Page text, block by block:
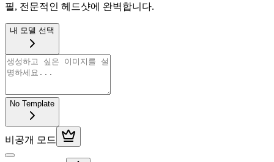
필, 전문적인 헤드샷에 완벽합니다.
내 모델 선택
No Template
비공개 모드